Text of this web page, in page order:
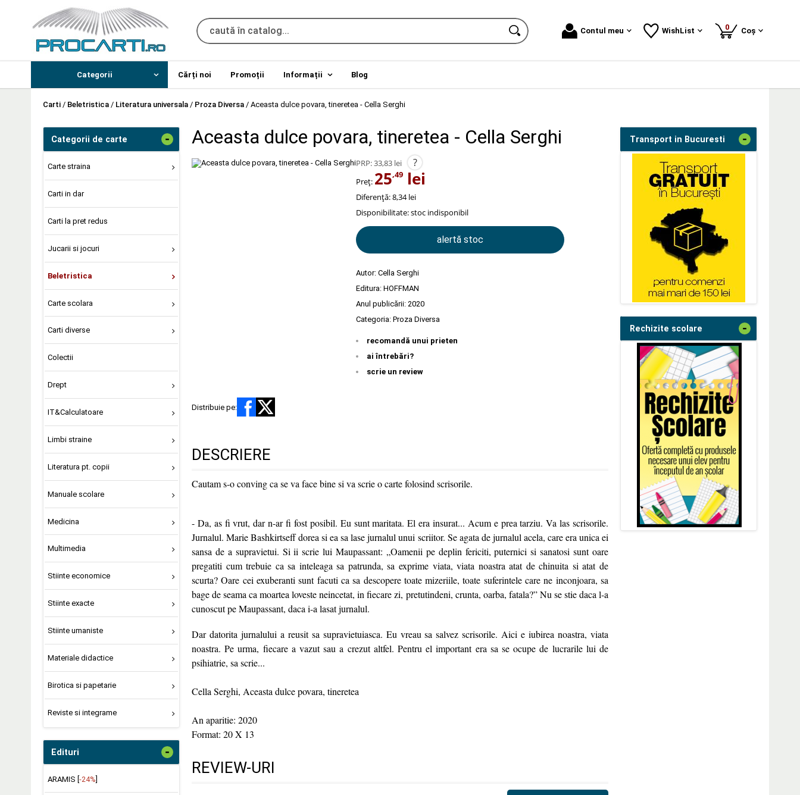
Contul meu WishList 0produse
Coș
Categorii Cărți noi Promoții Informații Blog
Carti / Beletristica / Literatura universala / Proza Diversa / Aceasta dulce povara, tineretea - Cella Serghi
Categorii de carte -
Carte straina
Carti in dar
Carti la pret redus
Jucarii si jocuri
Beletristica
Carte scolara
Carti diverse
Colectii
Drept
IT&Calculatoare
Limbi straine
Literatura pt. copii
Manuale scolare
Medicina
Multimedia
Stiinte economice
Stiinte exacte
Stiinte umaniste
Materiale didactice
Birotica si papetarie
Reviste si integrame
Edituri -
ARAMIS [-24%]
Aceasta dulce povara, tineretea - Cella Serghi
PRP:33,83 lei ?
Preț: 25,49 lei
Diferență: 8,34 lei
Disponibilitate:stoc indisponibil
alertă stoc
Autor: Cella Serghi
Editura: HOFFMAN
Anul publicării: 2020
Categoria: Proza Diversa
recomandă unui prieten
ai întrebări?
scrie un review
Distribuie pe:
DESCRIERE
Cautam s-o conving ca se va face bine si va scrie o carte folosind scrisorile.
- Da, as fi vrut, dar n-ar fi fost posibil. Eu sunt maritata. El era insurat... Acum e prea tarziu. Va las scrisorile.
Jurnalul. Marie Bashkirtseff dorea si ea sa lase jurnalul unui scriitor. Se agata de jurnalul acela, care era unica ei
sansa de a supravietui. Si ii scrie lui Maupassant: „Oamenii pe deplin fericiti, puternici si sanatosi sunt oare
pregatiti cum trebuie ca sa inteleaga sa patrunda, sa exprime viata, viata noastra atat de chinuita si atat de
scurta? Oare cei exuberanti sunt facuti ca sa descopere toate mizeriile, toate suferintele care ne inconjoara, sa
bage de seama ca moartea loveste neincetat, in fiecare zi, pretutindeni, crunta, oarba, fatala?” Nu se stie daca l-a
cunoscut pe Maupassant, daca i-a lasat jurnalul.
Dar datorita jurnalului a reusit sa supravietuiasca. Eu vreau sa salvez scrisorile. Aici e iubirea noastra, viata
noastra. Pe urma, fiecare a vazut sau a crezut altfel. Pentru el important era sa se ocupe de lucrarile lui de
psihiatrie, sa scrie...
Cella Serghi, Aceasta dulce povara, tineretea
An aparitie: 2020
Format: 20 X 13
REVIEW-URI
Transport in Bucuresti -
Rechizite scolare -